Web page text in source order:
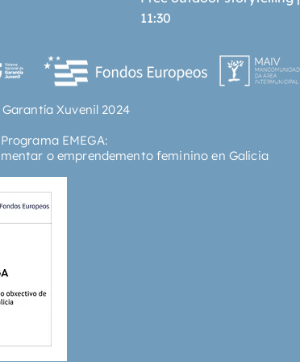
l'accelerador de partícules, qué és la
poden ser a dos llocs alhora i
intentarem comprendre els misteris de
11:30
Xuvenil 2024
EMEGA:
o emprendemento feminino en Galicia